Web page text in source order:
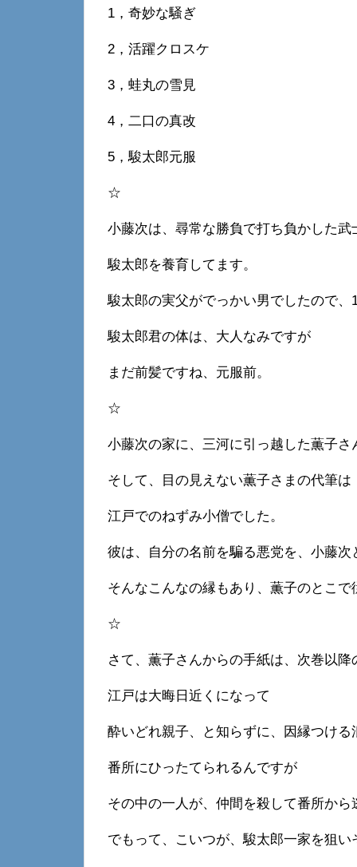
1，奇妙な騒ぎ
2，活躍クロスケ
3，蛙丸の雪見
4，二口の真改
5，駿太郎元服
☆
小藤次は、尋常な勝負で打ち負かした武
駿太郎を養育してます。
駿太郎の実父がでっかい男でしたので、
駿太郎君の体は、大人なみですが
まだ前髪ですね、元服前。
☆
小藤次の家に、三河に引っ越した薫子
そして、目の見えない薫子さまの代筆は
江戸でのねずみ小僧でした。
彼は、自分の名前を騙る悪党を、小藤
そんなこんなの縁もあり、薫子のとこ
☆
さて、薫子さんからの手紙は、次巻以降
江戸は大晦日近くになって
酔いどれ親子、と知らずに、因縁つける
番所にひったてられるんですが
その中の一人が、仲間を殺して番所から
でもって、こいつが、駿太郎一家を狙い